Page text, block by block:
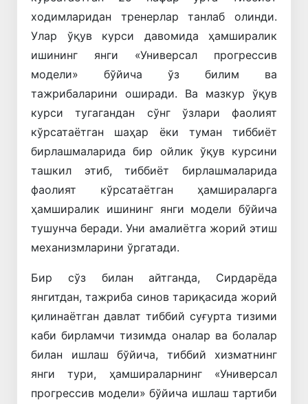
ходимларидан тренерлар танлаб олинди.
Улар ўқув курси давомида ҳамширалик
ишининг янги «Универсал прогрессив
модели» бўйича ўз билим ва
тажрибаларини оширади. Ва мазкур ўқув
курси тугагандан сўнг ўзлари фаолият
кўрсатаётган шаҳар ёки туман тиббиёт
бирлашмаларида бир ойлик ўқув курсини
ташкил этиб, тиббиёт бирлашмаларида
фаолият кўрсатаётган ҳамшираларга
ҳамширалик ишининг янги модели бўйича
тушунча беради. Уни амалиётга жорий этиш
механизмларини ўргатади.
Бир сўз билан айтганда, Сирдарёда
янгитдан, тажриба синов тариқасида жорий
қилинаётган давлат тиббий суғурта тизими
каби бирламчи тизимда оналар ва болалар
билан ишлаш бўйича, тиббий хизматнинг
янги тури, ҳамшираларнинг «Универсал
прогрессив модели» бўйича ишлаш тартиби